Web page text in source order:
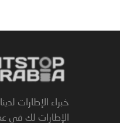
خبراء الإطارات
الإطارات لك في